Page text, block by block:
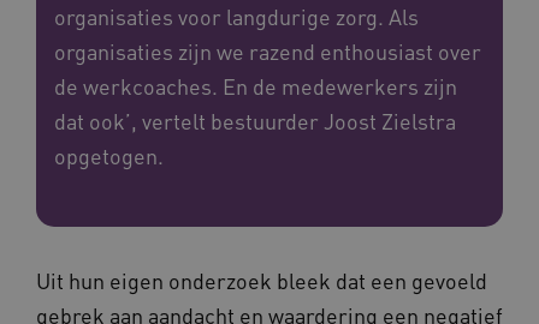
organisaties voor langdurige zorg. Als
organisaties zijn we razend enthousiast over
de werkcoaches. En de medewerkers zijn
dat ook’, vertelt bestuurder Joost Zielstra
opgetogen.
Uit hun eigen onderzoek bleek dat een gevoeld
gebrek aan aandacht en waardering een negatief